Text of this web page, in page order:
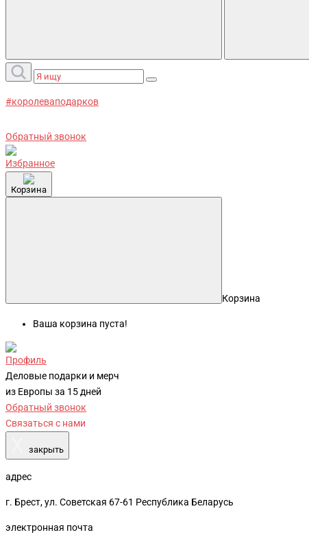
#королеваподарков
Обратный звонок
Избранное
Корзина
Корзина
Ваша корзина пуста!
Профиль
Деловые подарки и мерч
из Европы за 15 дней
Обратный звонок
Связаться с нами
закрыть
адрес
г. Брест, ул. Советская 67-61 Республика Беларусь
электронная почта